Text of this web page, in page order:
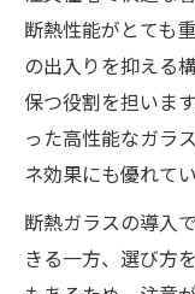
注文住宅
ア
愛知県で
断熱ガラ
紹介
断熱もデザ
注文住
断熱性能がとても
の出入りを抑える
保つ役割を担いま
った高性能なガラ
ネ効果にも優れてい
断熱ガラスの導入
きる一方、選び方